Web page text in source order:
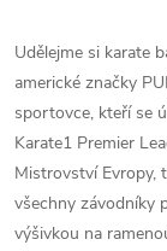
Udělejme si karate
americké značky
sportovce, kteří se
Karate1 Premier
Mistrovství Evropy,
všechny závodníky
výšivkou na